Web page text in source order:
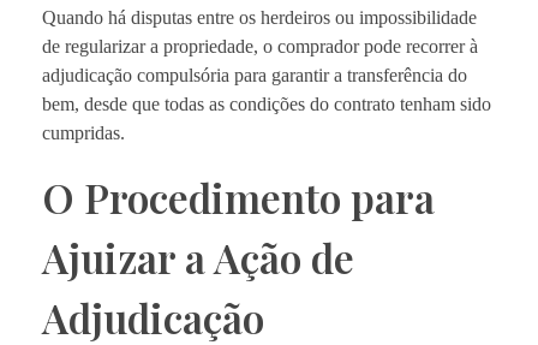
Quando há disputas entre os herdeiros ou impossibilidade
de regularizar a propriedade, o comprador pode recorrer à
adjudicação compulsória para garantir a transferência do
bem, desde que todas as condições do contrato tenham sido
cumpridas.
O Procedimento para
Ajuizar a Ação de
Adjudicação